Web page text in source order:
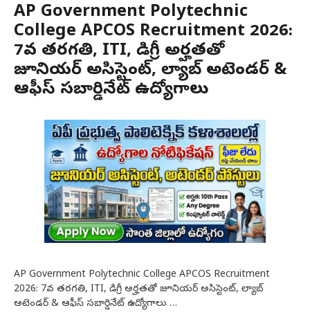
AP Government Polytechnic
College APCOS Recruitment 2026:
7వ తరగతి, ITI, డిగ్రీ అర్హతతో
జూనియర్ అసిస్టెంట్, ల్యాబ్ అటెండర్ &
ఆఫీస్ సబార్డినేట్ ఉద్యోగాలు
AP Government Polytechnic College APCOS Recruitment
2026: 7వ తరగతి, ITI, డిగ్రీ అర్హతతో జూనియర్ అసిస్టెంట్, ల్యాబ్
అటెండర్ & ఆఫీస్ సబార్డినేట్ ఉద్యోగాలు …